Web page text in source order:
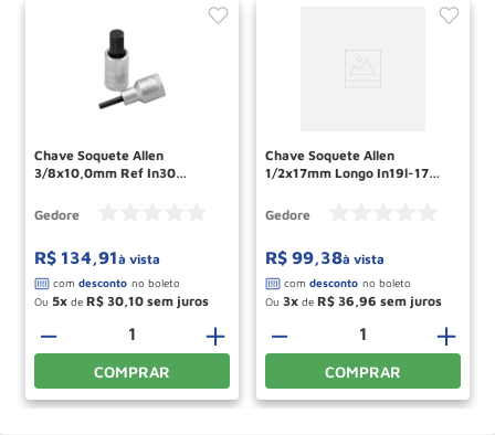
Chave Soquete Allen
3/8x10,0mm Ref In30
Gedore
R$ 134,91à vista
Ou 5 de R$ 30 10
＋
－
COMPRAR
Chave Soquete Allen
1/2x17mm Longo In19l-17
Gedore
R$ 99,38à vista
Ou 3 de R$ 36 96
＋
－
COMPRAR